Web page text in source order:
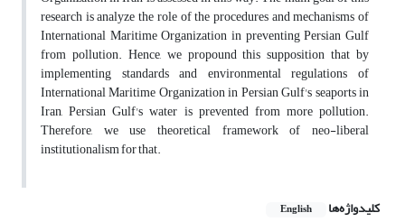
research is analyze the role of the procedures and mechanisms of
International Maritime Organization in preventing Persian Gulf
from pollution. Hence, we propound this supposition that by
implementing standards and environmental regulations of
International Maritime Organization in Persian Gulf's seaports in
Iran, Persian Gulf's water is prevented from more pollution.
Therefore, we use theoretical framework of neo-liberal
institutionalism for that.
کلیدواژه‌ها English